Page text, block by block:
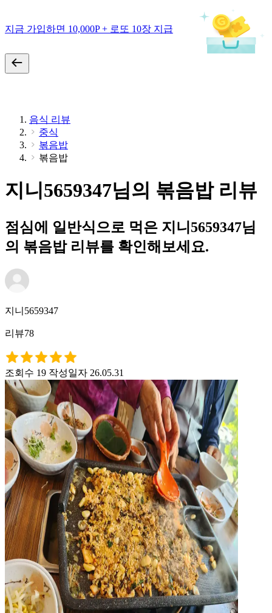
지금 가입하면 10,000P + 로또 10장 지급
음식 리뷰
중식
볶음밥
볶음밥
지니5659347님의 볶음밥 리뷰
점심에 일반식으로 먹은 지니5659347님
의 볶음밥 리뷰를 확인해보세요.
지니5659347
리뷰78
조회수 19 작성일자 26.05.31